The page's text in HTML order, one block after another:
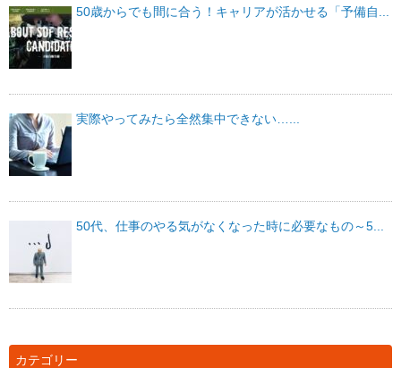
50歳からでも間に合う！キャリアが活かせる「予備自...
実際やってみたら全然集中できない…...
50代、仕事のやる気がなくなった時に必要なもの～5...
カテゴリー